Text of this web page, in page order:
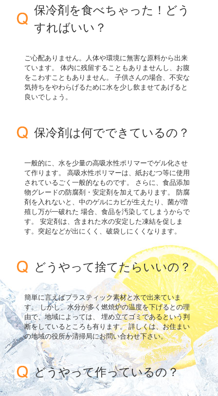
保冷剤を食べちゃった！どう
すればいい？
ご心配ありません。人体や環境に無害な原料から出来
ています。 体内に残留することもありませんし、お腹
をこわすこともありません。 子供さんの場合、不安な
気持ちをやわらげるために水を少し飲ませてあげると
良いでしょう。
保冷剤は何でできているの？
一般的に、水を少量の高吸水性ポリマーでゲル化させ
て作ります。 高吸水性ポリマーは、紙おむつ等に使用
されているごく一般的なものです。 さらに、食品添加
物グレードの防腐剤・安定剤を加えてあります。 防腐
剤を入れないと、中のゲルにカビが生えたり、菌が増
殖し万が一破れた 場合、食品を汚染してしまうからで
す。 安定剤は、含まれた水の安定した凍結を促しま
す。突起などが出にくく、破袋しにくくなります。
どうやって捨てたらいいの？
簡単に言えばプラスティック素材と水で出来ていま
す。 しかし、水分が多く燃焼炉の温度を下げるとの理
由で、地域によっては、 埋め立てゴミであるという判
断をしているところも有ります。 詳しくは、お住まい
の地域の役所か清掃局にお問い合わせ下さい。
どうやって作っているの？